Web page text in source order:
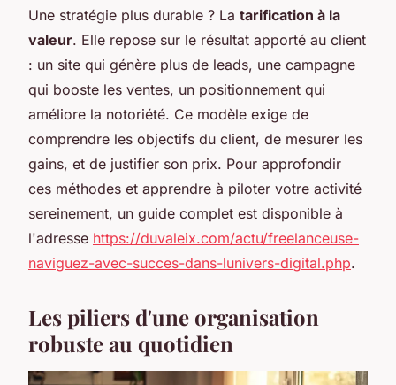
Une stratégie plus durable ? La tarification à la
valeur. Elle repose sur le résultat apporté au client
: un site qui génère plus de leads, une campagne
qui booste les ventes, un positionnement qui
améliore la notoriété. Ce modèle exige de
comprendre les objectifs du client, de mesurer les
gains, et de justifier son prix. Pour approfondir
ces méthodes et apprendre à piloter votre activité
sereinement, un guide complet est disponible à
l'adresse https://duvaleix.com/actu/freelanceuse-
naviguez-avec-succes-dans-lunivers-digital.php.
Les piliers d'une organisation
robuste au quotidien